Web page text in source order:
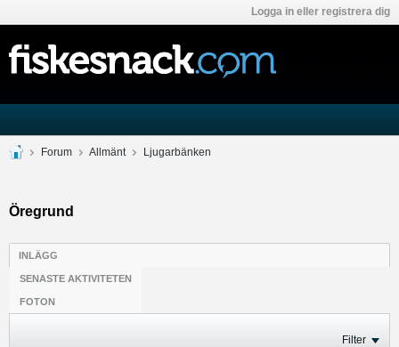
Logga in eller registrera dig
Forum Allmänt Ljugarbänken
Öregrund
INLÄGG
SENASTE AKTIVITETEN
FOTON
Filter